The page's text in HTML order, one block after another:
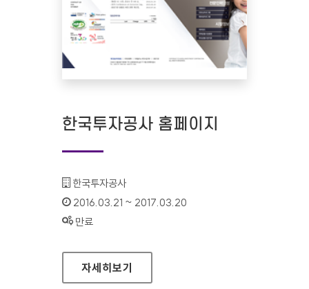
한국투자공사 홈페이지
기관명 :
한국투자공사
인증기간 :
2016.03.21 ~ 2017.03.20
상태 :
만료
한국투자공사 홈페이지
자세히보기